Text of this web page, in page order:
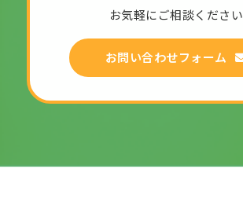
お気軽にご相談ください
お問い合わせフォーム